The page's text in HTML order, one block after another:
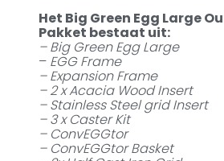
Het Big Green Egg Large
Pakket bestaat uit:
– Big Green Egg Large
– EGG Frame
– Expansion Frame
– 2 x Acacia Wood Insert
– Stainless Steel grid Insert
– 3 x Caster Kit
– ConvEGGtor
– ConvEGGtor Basket